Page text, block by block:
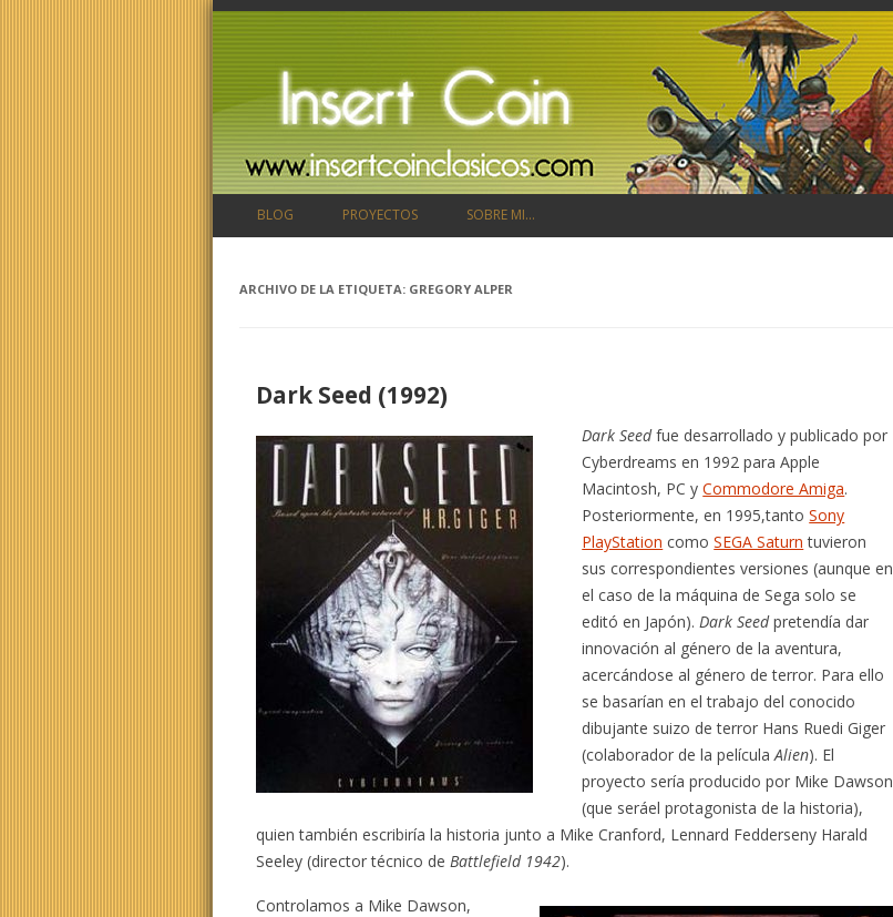
BLOG PROYECTOS SOBRE MI…
ARCHIVO DE LA ETIQUETA: GREGORY ALPER
Dark Seed (1992)
Dark Seedfue desarrollado y publicado por
Cyberdreams en 1992 para Apple
Macintosh, PC yCommodore Amiga.
Posteriormente, en 1995,tantoSony
PlayStation comoSEGA Saturn tuvieron
sus correspondientes versiones (aunque en
el caso de la máquina de Sega solo se
editó en Japón). Dark Seedpretendía dar
innovación al género de la aventura,
acercándose al género de terror. Para ello
se basarían en el trabajo del conocido
dibujante suizo de terror Hans Ruedi Giger
(colaborador de la películaAlien). El
proyecto sería producido por Mike Dawson
(que seráel protagonista de la historia),
quien también escribiría la historia junto a Mike Cranford, Lennard Fedderseny Harald
Seeley (director técnico de Battlefield 1942).
Controlamos a Mike Dawson,